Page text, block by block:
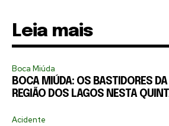
Leia mais
Boca Miúda
BOCA MIÚDA: OS BASTIDORES
REGIÃO DOS LAGOS NESTA
Acidente